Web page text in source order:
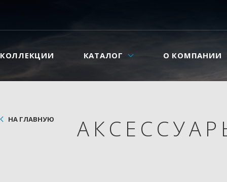
КОЛЛЕКЦИИ КАТАЛОГ О КОМПАНИИ
НА ГЛАВНУЮ